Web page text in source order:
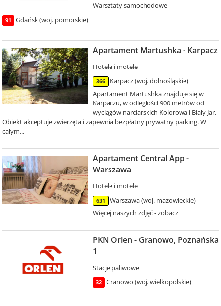
Warsztaty samochodowe
91 Gdańsk (woj. pomorskie)
Apartament Martushka - Karpacz
Hotele i motele
366
Karpacz (woj. dolnośląskie)
Apartament Martushka znajduje się w
Karpaczu, w odległości 900 metrów od
wyciągów narciarskich Kolorowa i Biały Jar.
Obiekt akceptuje zwierzęta i zapewnia bezpłatny prywatny parking. W
całym...
Apartament Central App -
Warszawa
Hotele i motele
631
Warszawa (woj. mazowieckie)
Więcej naszych zdjęć - zobacz
PKN Orlen - Granowo, Poznańska
1
Stacje paliwowe
32 Granowo (woj. wielkopolskie)